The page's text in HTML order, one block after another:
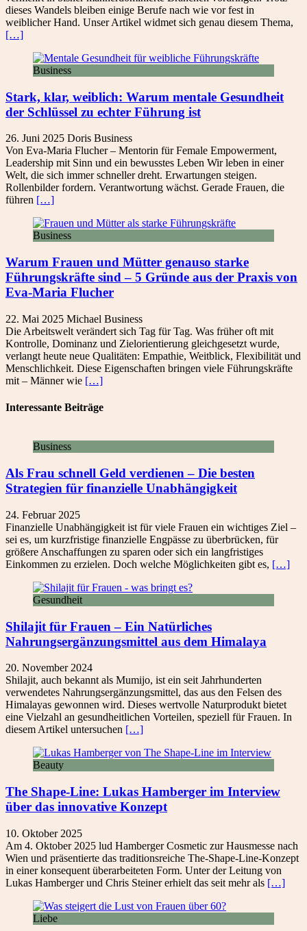
dieses Wandels bleiben einige Berufe nach wie vor fest in
weiblicher Hand. Unser Artikel widmet sich genau diesem Thema,
[…]
Business
Stark, klar, weiblich: Warum mentale Gesundheit
der Schlüssel zu echter Führung ist
26. Juni 2025 Doris Business
Von Eva-Maria Flucher – Mentorin für Female Empowerment,
Leadership mit Sinn und ein bewusstes Leben Wir leben in einer
Welt, die sich immer schneller dreht. Erwartungen steigen.
Rollenbilder fordern. Verantwortung wächst. Gerade Frauen, die
führen […]
Business
Warum Frauen und Mütter genauso starke
Führungskräfte sind – 5 Gründe aus der Praxis von
Eva-Maria Flucher
22. Mai 2025 Michael Business
Die Arbeitswelt verändert sich Tag für Tag. Was früher oft mit
Kontrolle, Dominanz und Zielorientierung gleichgesetzt wurde,
verlangt heute neue Qualitäten: Empathie, Weitblick, Flexibilität und
Menschlichkeit. Diese Eigenschaften bringen viele Führungskräfte
mit – Männer wie […]
Interessante Beiträge
Business
Als Frau schnell Geld verdienen – Die besten
Strategien für finanzielle Unabhängigkeit
24. Februar 2025
Finanzielle Unabhängigkeit ist für viele Frauen ein wichtiges Ziel –
sei es, um kurzfristige finanzielle Engpässe zu überbrücken, für
größere Anschaffungen zu sparen oder sich ein langfristiges
Einkommen zu erzielen. Doch welche Möglichkeiten gibt es, […]
Gesundheit
Shilajit für Frauen – Ein Natürliches
Nahrungsergänzungsmittel aus dem Himalaya
20. November 2024
Shilajit, auch bekannt als Mumijo, ist ein seit Jahrhunderten
verwendetes Nahrungsergänzungsmittel, das aus den Felsen des
Himalayas gewonnen wird. Dieses wertvolle Naturprodukt bietet
eine Vielzahl an gesundheitlichen Vorteilen, speziell für Frauen. In
diesem Artikel untersuchen […]
Beauty
The Shape-Line: Lukas Hamberger im Interview
über das innovative Konzept
10. Oktober 2025
Am 4. Oktober 2025 lud Hamberger Cosmetic zur Hausmesse nach
Wien und präsentierte das traditionsreiche The-Shape-Line-Konzept
in einer konsequent überarbeiteten Form. Unter der Leitung von
Lukas Hamberger und Chris Steiner erhielt das seit mehr als […]
Liebe